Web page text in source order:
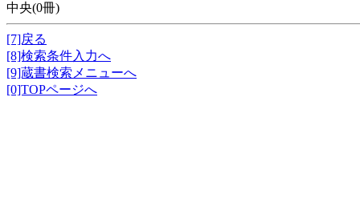
中央(0冊)
[7]戻る
[8]検索条件入力へ
[9]蔵書検索メニューへ
[0]TOPページへ